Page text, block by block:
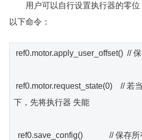
用户可以自行设置执行器的零
以下命令：
ref0.motor.apply_user_offset() //
ref0.motor.request_state(0) // 若
下，先将执行器 失能
ref0.save_config() // 保存所